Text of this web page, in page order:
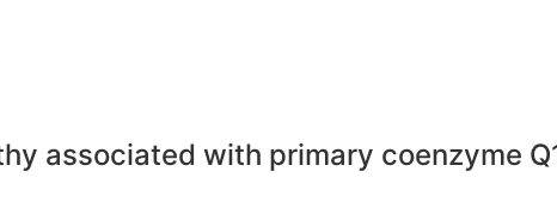
associated with primary coenzyme